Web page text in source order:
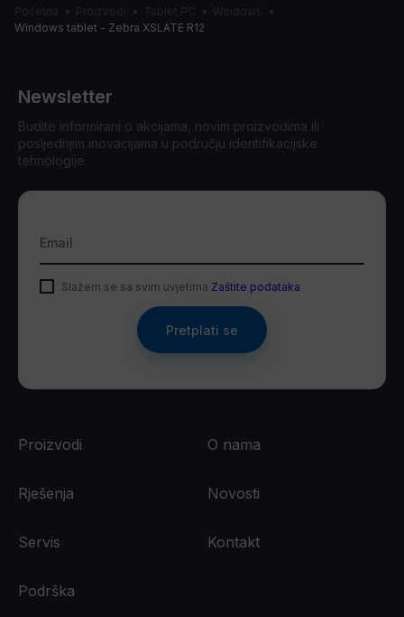
Windows tablet - Zebra XSLATE R12
Proizvodi
Rješenja
Servis
Podrška
O nama
Novosti
Kontakt
Newsletter
Budite informirani o akcijama, novim proizvodima ili
posljednjim inovacijama u području identifikacijske
tehnologije.
Email
Slažem se sa svim uvjetima Zaštite podataka
Pretplati se